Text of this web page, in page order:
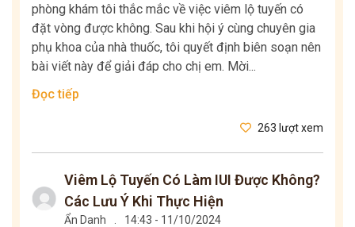
phòng khám tôi thắc mắc về việc viêm lộ tuyến có
đặt vòng được không. Sau khi hội ý cùng chuyên gia
phụ khoa của nhà thuốc, tôi quyết định biên soạn nên
bài viết này để giải đáp cho chị em. Mời...
Đọc tiếp
263 lượt xem
Viêm Lộ Tuyến Có Làm IUI Được Không?
Các Lưu Ý Khi Thực Hiện
Ẩn Danh 14:43 - 11/10/2024